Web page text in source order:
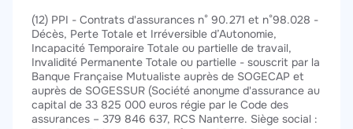
(12) PPI - Contrats d'assurances n° 90.271 et n°98.028 -
Décès, Perte Totale et Irréversible d’Autonomie,
Incapacité Temporaire Totale ou partielle de travail,
Invalidité Permanente Totale ou partielle - souscrit par la
Banque Française Mutualiste auprès de SOGECAP et
auprès de SOGESSUR (Société anonyme d'assurance au
capital de 33 825 000 euros régie par le Code des
assurances – 379 846 637, RCS Nanterre. Siège social :